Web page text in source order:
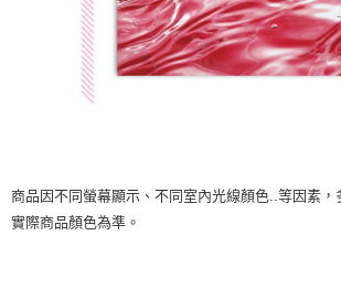
商品因不同螢幕顯示、不同室內光線顏色..等因素，
實際商品顏色為準。